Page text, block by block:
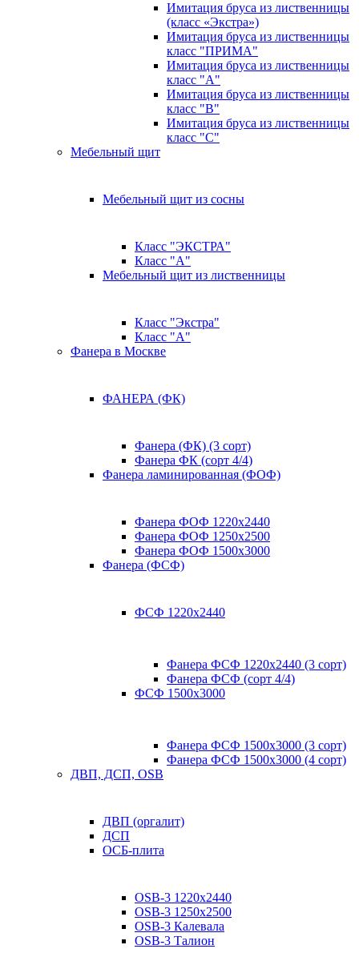
Имитация бруса из лиственницы
(класс «Экстра»)
Имитация бруса из лиственницы
класс "ПРИМА"
Имитация бруса из лиственницы
класс "А"
Имитация бруса из лиственницы
класс "B"
Имитация бруса из лиственницы
класс "C"
Мебельный щит
Мебельный щит из сосны
Класс "ЭКСТРА"
Класс "А"
Мебельный щит из лиственницы
Класс "Экстра"
Класс "А"
Фанера в Москве
ФАНЕРА (ФК)
Фанера (ФК) (3 сорт)
Фанера ФК (сорт 4/4)
Фанера ламинированная (ФОФ)
Фанера ФОФ 1220x2440
Фанера ФОФ 1250x2500
Фанера ФОФ 1500x3000
Фанера (ФСФ)
ФСФ 1220х2440
Фанера ФСФ 1220х2440 (3 сорт)
Фанера ФСФ (сорт 4/4)
ФСФ 1500х3000
Фанера ФСФ 1500х3000 (3 сорт)
Фанера ФСФ 1500х3000 (4 сорт)
ДВП, ДСП, OSB
ДВП (оргалит)
ДСП
ОСБ-плита
OSB-3 1220х2440
OSB-3 1250х2500
OSB-3 Калевала
OSB-3 Талион